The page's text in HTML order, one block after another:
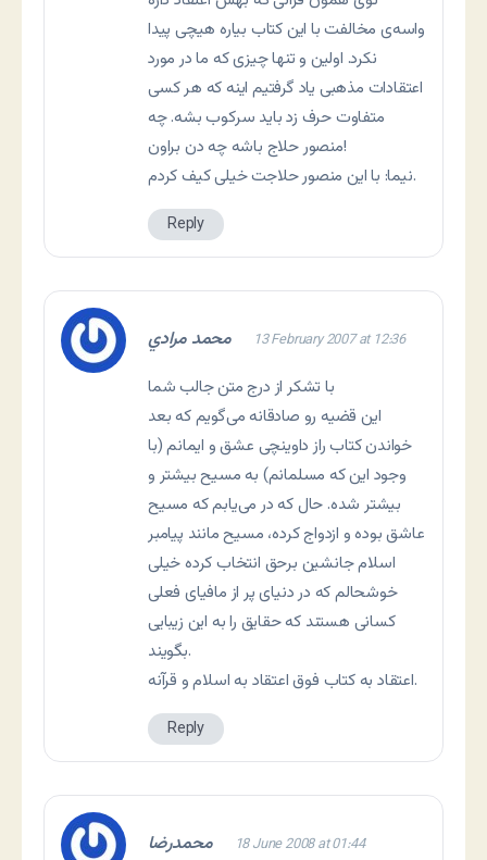
واسه‌ی مخالفت با این کتاب بیاره هیچی پیدا
نکرد. اولین و تنها چیزی که ما در مورد
اعتقادات مذهبی یاد گرفتیم اینه که هر کسی
متفاوت حرف زد باید سرکوب بشه. چه
منصور حلاج باشه چه دن براون!
نيما: با اين منصور حلاجت خيلی کيف کردم.
Reply
محمد مرادي 13 February 2007 at 12:36
با تشکر از درج متن جالب شما
این قضیه رو صادقانه می‌گویم که بعد
خواندن کتاب راز داوینچی عشق و ایمانم (با
وجود این که مسلمانم) به مسیح بیشتر و
بیشتر شده. حال که در می‌یابم كه مسیح
عاشق بوده و ازدواج کرده، مسیح مانند پیامبر
اسلام جانشین برحق انتخاب کرده خیلی
خوشحالم که در دنیای پر از مافیای فعلی
کسانی هستند که حقایق را به این زیبایی
بگویند.
اعتقاد به کتاب فوق اعتقاد به اسلام و قرآنه.
Reply
محمدرضا 18 June 2008 at 01:44